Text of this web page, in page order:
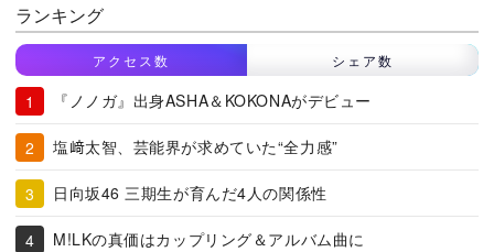
ランキング
アクセス数 シェア数
『ノノガ』出身ASHA＆KOKONAがデビュー
塩﨑太智、芸能界が求めていた“全力感”
日向坂46 三期生が育んだ4人の関係性
M!LKの真価はカップリング＆アルバム曲に